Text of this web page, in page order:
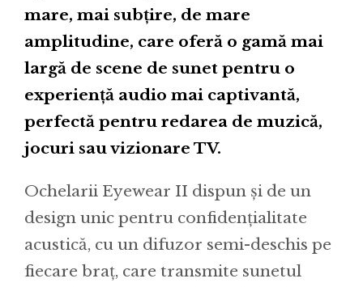
mare, mai subțire, de mare
amplitudine, care oferă o gamă mai
largă de scene de sunet pentru o
experiență audio mai captivantă,
perfectă pentru redarea de muzică,
jocuri sau vizionare TV.
Ochelarii Eyewear II dispun și de un
design unic pentru confidențialitate
acustică, cu un difuzor semi-deschis pe
fiecare braț, care transmite sunetul